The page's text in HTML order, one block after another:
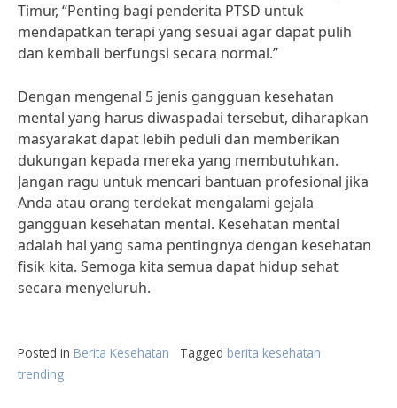
Timur, “Penting bagi penderita PTSD untuk
mendapatkan terapi yang sesuai agar dapat pulih
dan kembali berfungsi secara normal.”
Dengan mengenal 5 jenis gangguan kesehatan
mental yang harus diwaspadai tersebut, diharapkan
masyarakat dapat lebih peduli dan memberikan
dukungan kepada mereka yang membutuhkan.
Jangan ragu untuk mencari bantuan profesional jika
Anda atau orang terdekat mengalami gejala
gangguan kesehatan mental. Kesehatan mental
adalah hal yang sama pentingnya dengan kesehatan
fisik kita. Semoga kita semua dapat hidup sehat
secara menyeluruh.
Posted in Berita Kesehatan Tagged berita kesehatan
trending